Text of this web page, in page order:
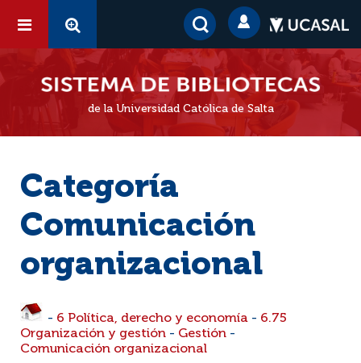
de la Universidad Católica de Salta
Categoría
Comunicación
organizacional
- 6 Política, derecho y economía - 6.75
Organización y gestión - Gestión -
Comunicación organizacional